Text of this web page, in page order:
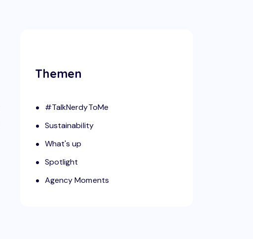
Themen
#TalkNerdyToMe
Sustainability
What's up
Spotlight
Agency Moments